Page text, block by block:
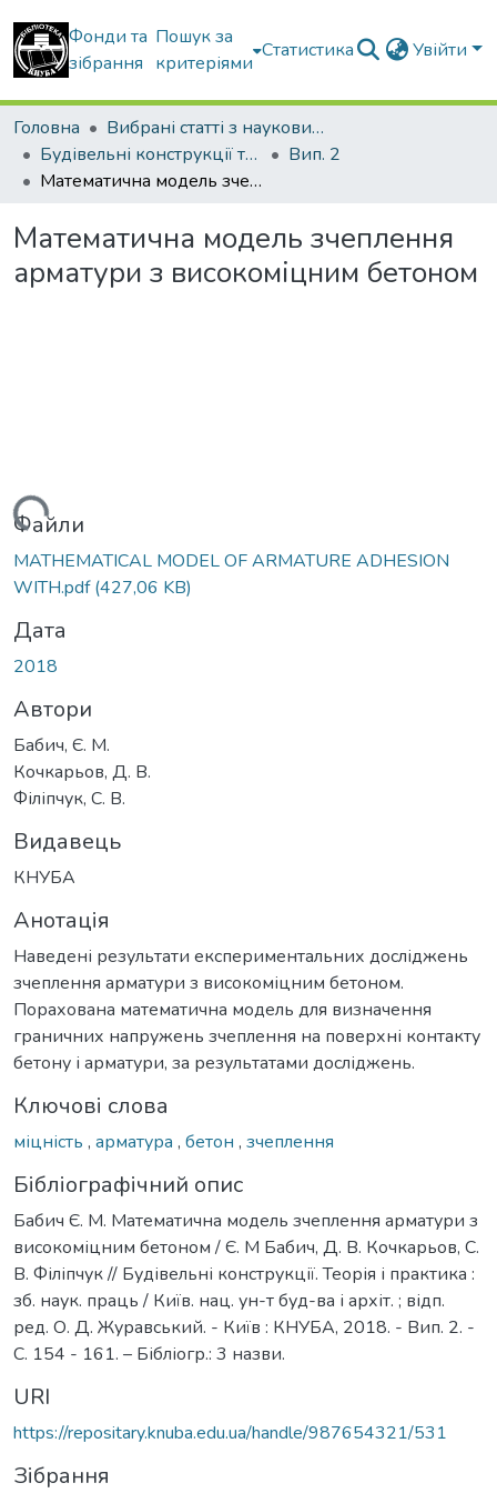
Фонди та
зібрання
Пошук за
критеріями
Статистика Увійти
Головна
Вибрані статті з наукових збірників КНУБА
Будівельні конструкції теорія і практика
Вип. 2
Математична модель зчеплення арматури з високоміцним бетоном
Математична модель зчеплення
арматури з високоміцним бетоном
Вантажиться...
Файли
MATHEMATICAL MODEL OF ARMATURE ADHESION
WITH.pdf(427,06 KB)
Дата
2018
Автори
Бабич, Є. М.
Кочкарьов, Д. В.
Філіпчук, С. В.
Видавець
КНУБА
Анотація
Наведені результати експериментальних досліджень
зчеплення арматури з високоміцним бетоном.
Порахована математична модель для визначення
граничних напружень зчеплення на поверхні контакту
бетону і арматури, за результатами досліджень.
Ключові слова
міцність , арматура , бетон , зчеплення
Бібліографічний опис
Бабич Є. М. Математична модель зчеплення арматури з
високоміцним бетоном / Є. М Бабич, Д. В. Кочкарьов, С.
В. Філіпчук // Будівельні конструкції. Теорія і практика :
зб. наук. праць / Київ. нац. ун-т буд-ва і архіт. ; відп.
ред. О. Д. Журавський. - Київ : КНУБА, 2018. - Вип. 2. -
С. 154 - 161. – Бібліогр.: 3 назви.
URI
https://repositary.knuba.edu.ua/handle/987654321/531
Зібрання